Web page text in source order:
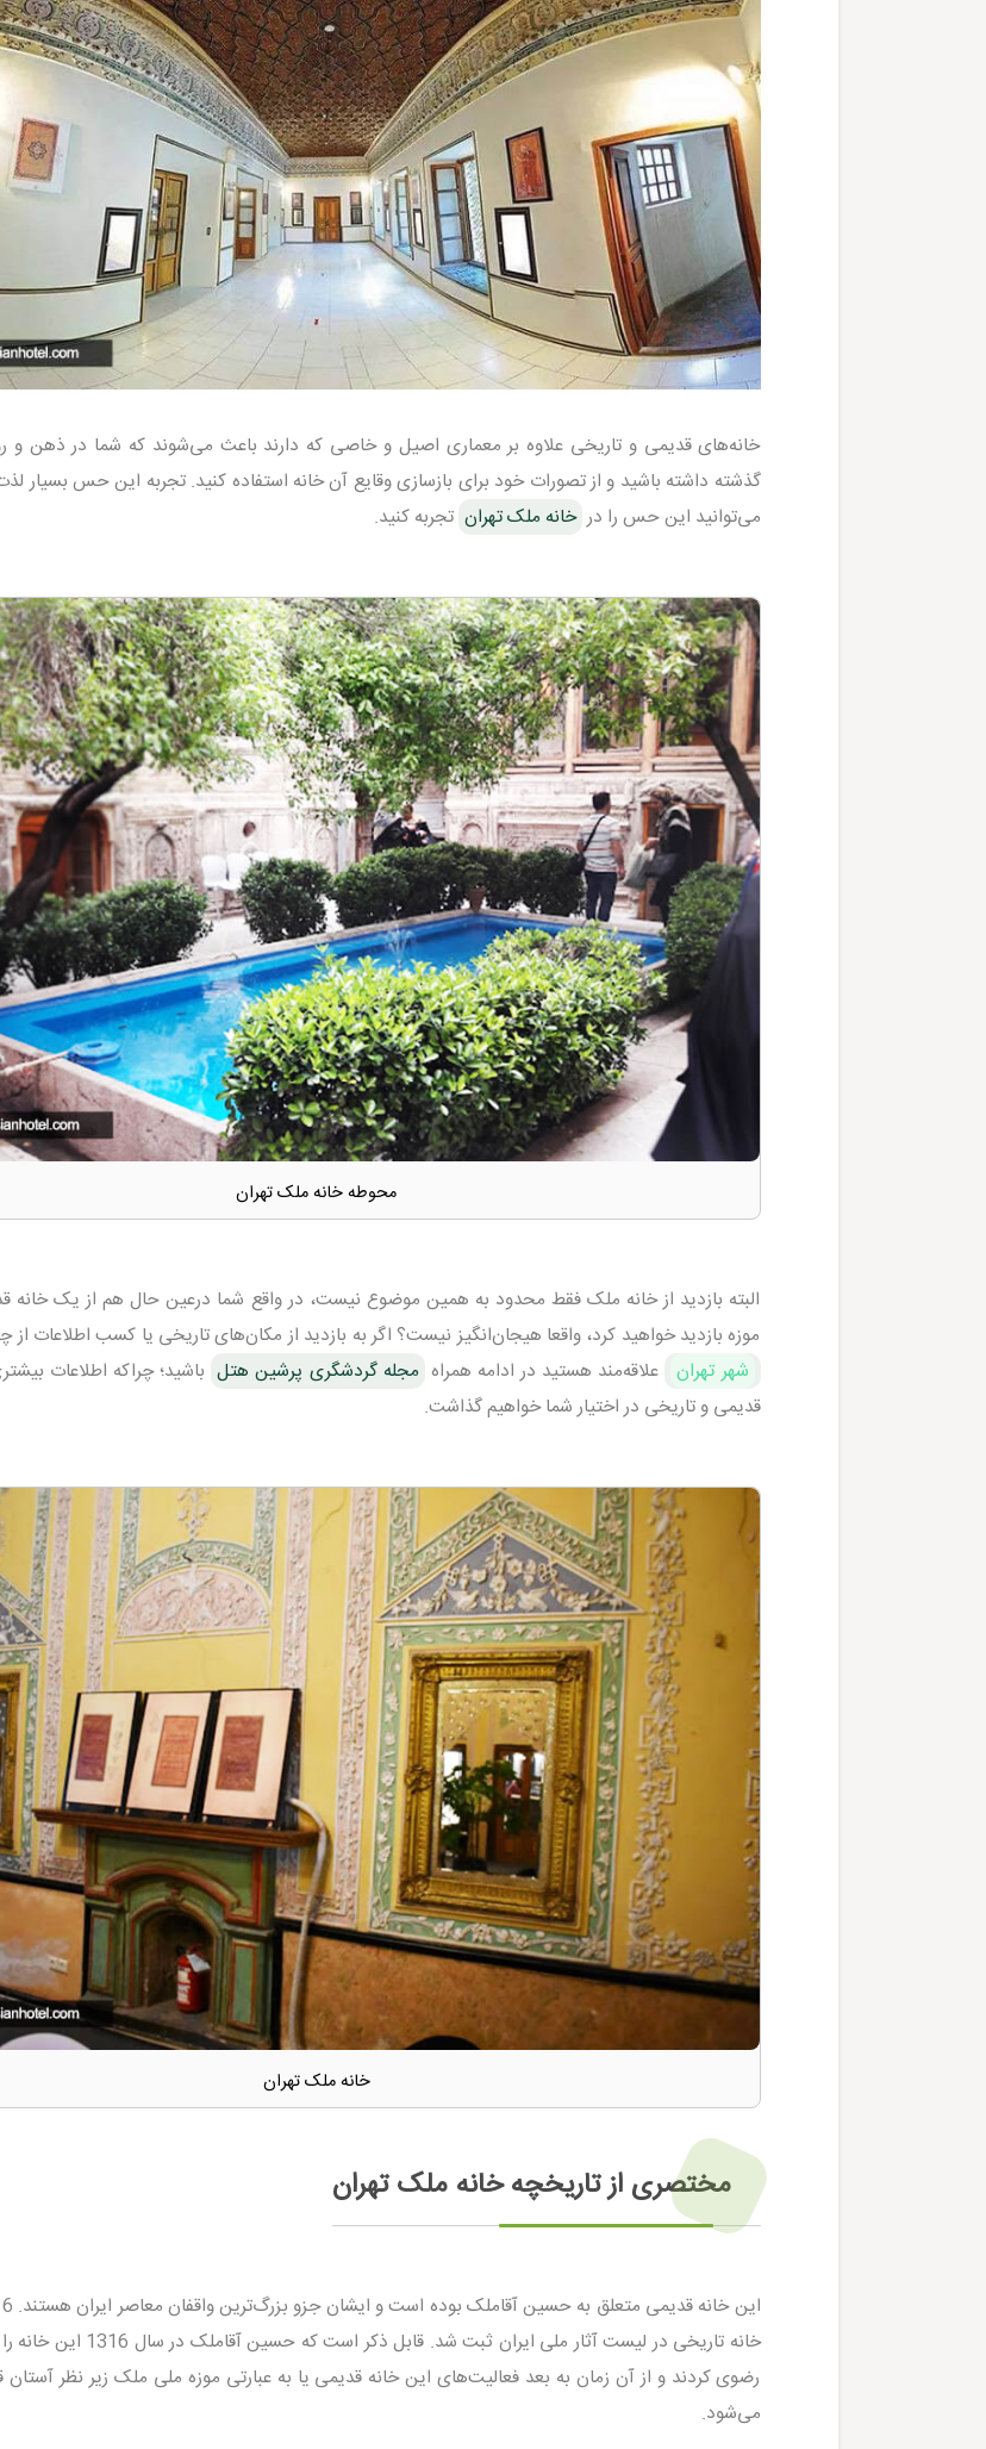
خانه‌های قدیمی و تاریخی علاوه بر معماری اصیل و خاصی که دارند باعث می‌شوند که شما در ذهن و
گذشته داشته باشید و از تصورات خود برای بازسازی وقایع آن خانه استفاده کنید. تجربه این حس
می‌توانید این حس را در خانه ملک تهران تجربه کنید.
محوطه خانه ملک تهران
البته بازدید از خانه ملک فقط محدود به همین موضوع نیست، در واقع شما درعین حال هم از یک
موزه بازدید خواهید کرد، واقعا هیجان‌انگیز نیست؟ اگر به بازدید از مکان‌های تاریخی یا کسب اطلاعات
شهر تهران علاقه‌مند هستید در ادامه همراه مجله گردشگری پرشین هتل باشید؛ چراکه اطلاعات
قدیمی و تاریخی در اختیار شما خواهیم گذاشت.
خانه ملک تهران
مختصری از تاریخچه خانه ملک تهران
خانه تاریخی در لیست آثار ملی ایران
رضوی کردند و از آن زمان به بعد فعالیت‌های این خانه قدیمی یا به عبارتی موزه ملی ملک زیر نظر
می‌شود.